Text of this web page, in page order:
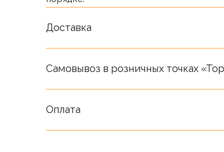
Окончательная стоимость
Доставка
Самовывоз в розничных точках
Оплата